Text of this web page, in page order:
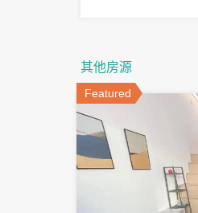
其他房源
Featured